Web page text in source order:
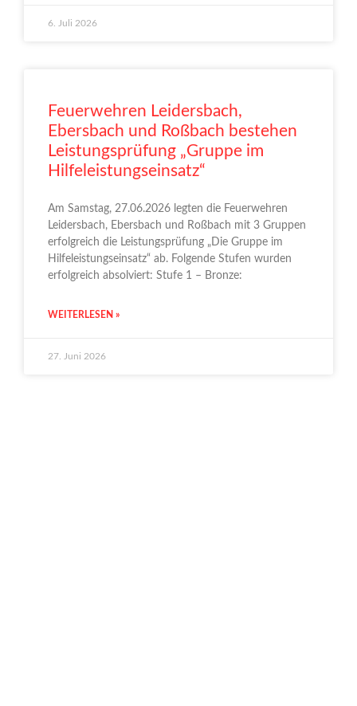
6. Juli 2026
Feuerwehren Leidersbach,
Ebersbach und Roßbach bestehen
Leistungsprüfung „Gruppe im
Hilfeleistungseinsatz“
Am Samstag, 27.06.2026 legten die Feuerwehren
Leidersbach, Ebersbach und Roßbach mit 3 Gruppen
erfolgreich die Leistungsprüfung „Die Gruppe im
Hilfeleistungseinsatz“ ab. Folgende Stufen wurden
erfolgreich absolviert: Stufe 1 – Bronze:
WEITERLESEN »
27. Juni 2026